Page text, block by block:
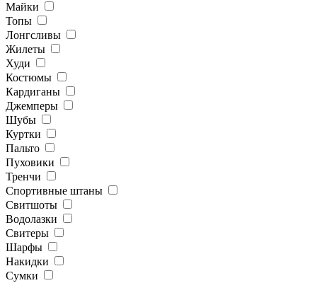
Майки
Топы
Лонгсливы
Жилеты
Худи
Костюмы
Кардиганы
Джемперы
Шубы
Куртки
Пальто
Пуховики
Тренчи
Спортивные штаны
Свитшоты
Водолазки
Свитеры
Шарфы
Накидки
Сумки